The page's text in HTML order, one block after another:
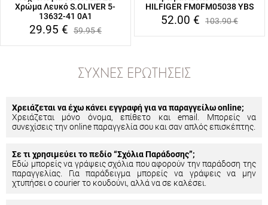
Χρώμα Λευκό S.OLIVER 5-
13632-41 0A1
29.95 € 59.95€
HILFIGER FM0FM05038 YBS
52.00 € 103.90€
ΣΥΧΝΈΣ ΕΡΩΤΉΣΕΙΣ
Χρειάζεται να έχω κάνει εγγραφή για να παραγγείλω online;
Χρειάζεται μόνο όνομα, επίθετο και email. Μπορείς να
συνεχίσεις την online παραγγελία σου και σαν απλός επισκέπτης.
Σε τι χρησιμεύει το πεδίο “Σχόλια Παράδοσης”;
Εδώ μπορείς να γράψεις σχόλια που αφορούν την παράδοση της
παραγγελίας. Για παράδειγμα μπορείς να γράψεις να μην
χτυπήσει ο courier το κουδούνι, αλλά να σε καλέσει.